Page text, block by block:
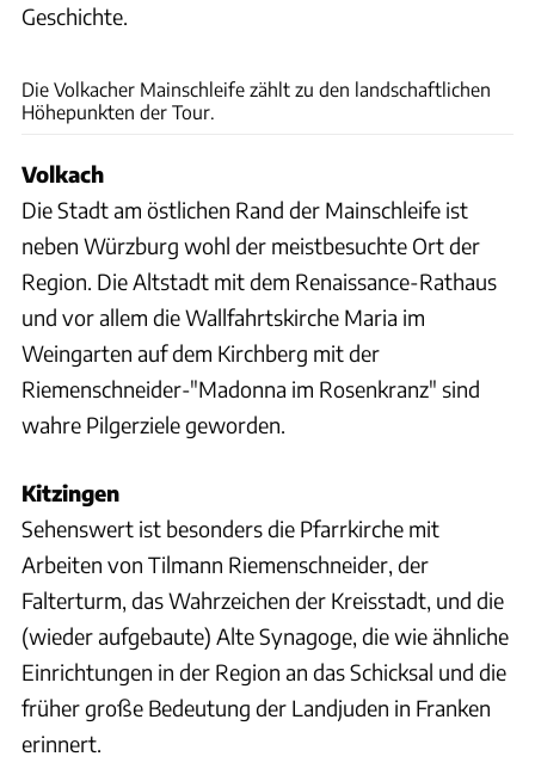
Geschichte.
Andreas Weise/factum, anna-lena/fotolia, Andreas Hub/Tourismusverband Fränkisches
Die Volkacher Mainschleife zählt zu den landschaftlichen
Höhepunkten der Tour.
Volkach
Die Stadt am östlichen Rand der Mainschleife ist
neben Würzburg wohl der meistbesuchte Ort der
Region. Die Altstadt mit dem Renaissance-Rathaus
und vor allem die Wallfahrtskirche Maria im
Weingarten auf dem Kirchberg mit der
Riemenschneider-"Madonna im Rosenkranz" sind
wahre Pilgerziele geworden.
Kitzingen
Sehenswert ist besonders die Pfarrkirche mit
Arbeiten von Tilmann Riemenschneider, der
Falterturm, das Wahrzeichen der Kreisstadt, und die
(wieder aufgebaute) Alte Synagoge, die wie ähnliche
Einrichtungen in der Region an das Schicksal und die
früher große Bedeutung der Landjuden in Franken
erinnert.